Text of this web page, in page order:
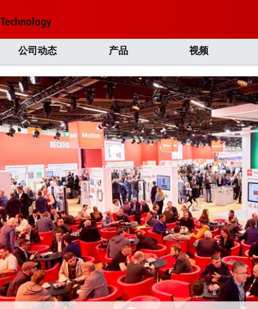
公司动态 产品 视频